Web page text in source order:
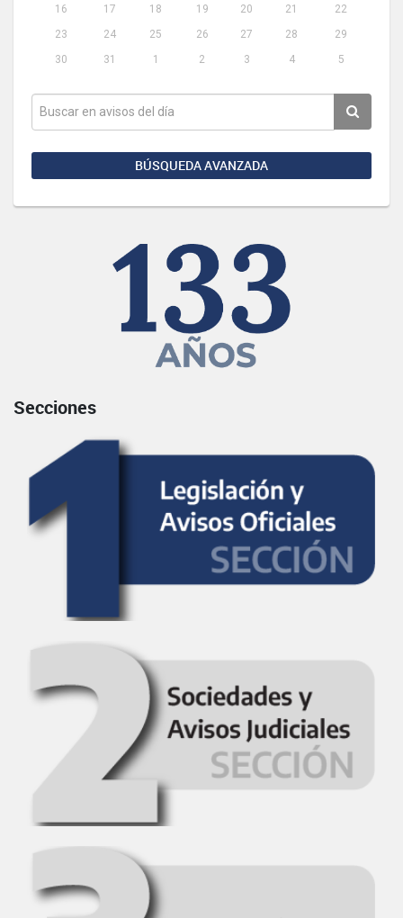
16
17 18 19 20 21
22
23
24 25 26 27 28
29
30
31 1 2 3 4 5
BÚSQUEDA AVANZADA
Secciones